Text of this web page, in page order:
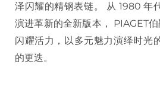
泽闪耀的精钢表链。 从 1980 年
演进革新的全新版本， PIAGET
闪耀活力，以多元魅力演绎时光
的更迭。